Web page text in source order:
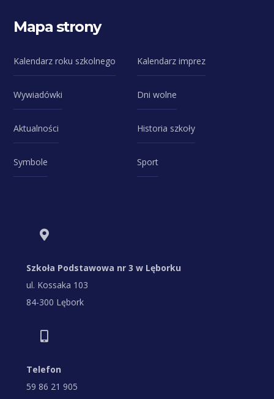
Mapa strony
Kalendarz roku szkolnego Kalendarz imprez
Wywiadówki Dni wolne
Aktualności Historia szkoły
Symbole Sport
Szkoła Podstawowa nr 3 w Lęborku
ul. Kossaka 103
84-300 Lębork
Telefon
59 86 21 905